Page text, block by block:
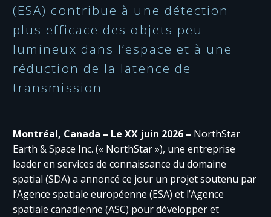
(ESA) contribue à une détection
plus efficace des objets peu
lumineux dans l’espace et à une
réduction de la latence de
transmission
Montréal, Canada – Le XX juin 2026 – NorthStar
Earth & Space Inc. (« NorthStar »), une entreprise
leader en services de connaissance du domaine
spatial (SDA) a annoncé ce jour un projet soutenu par
l’Agence spatiale européenne (ESA) et l’Agence
spatiale canadienne (ASC) pour développer et